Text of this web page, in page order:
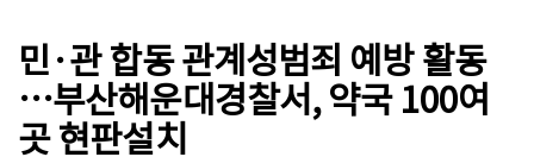
민·관 합동 관계성범죄 예방 활동
…부산해운대경찰서, 약국 100여
곳 현판설치